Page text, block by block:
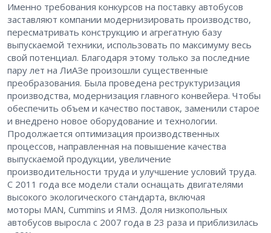
Именно требования конкурсов на поставку автобусов
заставляют компании модернизировать производство,
пересматривать конструкцию и агрегатную базу
выпускаемой техники, использовать по максимуму весь
свой потенциал. Благодаря этому только за последние
пару лет на ЛиАЗе произошли существенные
преобразования. Была проведена реструктуризация
производства, модернизация главного конвейера. Чтобы
обеспечить объем и качество поставок, заменили старое
и внедрено новое оборудование и технологии.
Продолжается оптимизация производственных
процессов, направленная на повышение качества
выпускаемой продукции, увеличение
производительности труда и улучшение условий труда.
С 2011 года все модели стали оснащать двигателями
высокого экологического стандарта, включая
моторы MAN, Cummins и ЯМЗ. Доля низкопольных
автобусов выросла с 2007 года в 23 раза и приблизилась